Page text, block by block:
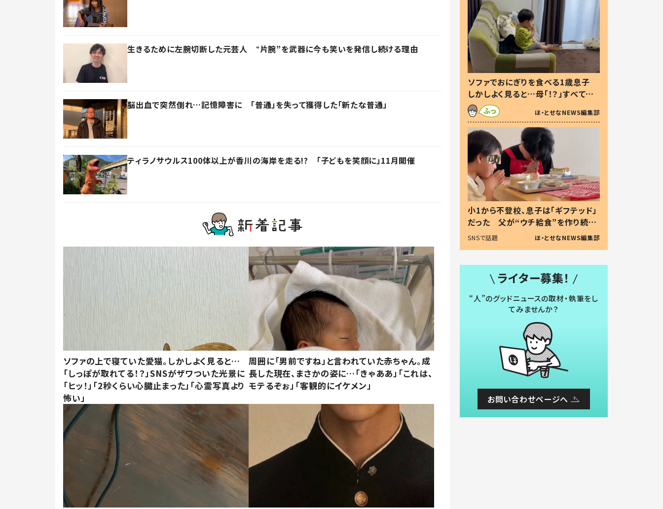
生きるために左腕切断した元芸人 ‟片腕”を武器に今も笑いを発信し続ける理由
脳出血で突然倒れ…記憶障害に 「普通」を失って獲得した「新たな普通」
ティラノサウルス100体以上が香川の海岸を走る!? 「子どもを笑顔に」11月開催
ソファの上で寝ていた愛猫。しかしよく見ると…
「しっぽが取れてる！？」SNSがザワついた光景に
「ヒッ！」「2秒くらい心臓止まった」「心霊写真より
怖い」
周囲に「男前ですね」と言われていた赤ちゃん。成
長した現在、まさかの姿に…「きゃああ」「これは、
モテるぞぉ」「客観的にイケメン」
ソファでおにぎりを食べる1歳息子
しかしよく見ると…母「！？」すべてを
察した母の投稿に「可愛いから許
す！」「現行犯〜」
ほ・とせなNEWS編集部
小1から不登校、息子は「ギフテッド」
だった 父が“ウチ給食”を作り続け
る理由とは #令和の親 #令和の子
SNSで話題 ほ・とせなNEWS編集部
ライター募集！
“人”のグッドニュースの取材・執筆をし
てみませんか？
お問い合わせページへ